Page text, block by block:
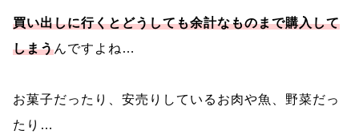
買い出しに行くとどうしても余計なものまで購入して
しまうんですよね…
お菓子だったり、安売りしているお肉や魚、野菜だっ
たり…